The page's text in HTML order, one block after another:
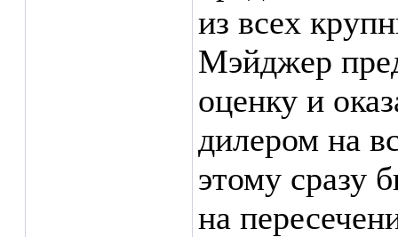
из всех
Мэйджер
оценку и
дилером на
этому сразу
на